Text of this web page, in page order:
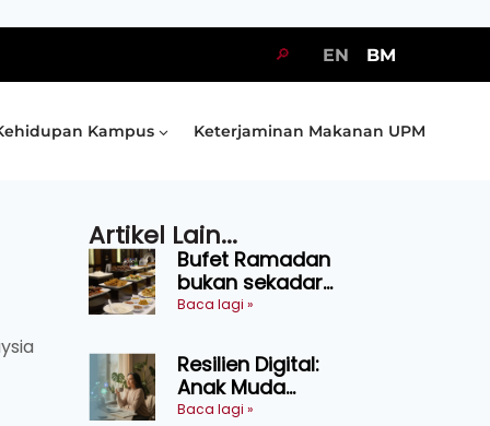
🔎 EN BM
Kampus Keterjaminan Makanan UPM
Artikel Lain...
Bufet Ramadan
bukan sekadar
juadah, perlu bijak
selamat
menikmati
Baca lagi »
Resilien Digital:
Anak Muda
Belajar Bertahan
Baca lagi »